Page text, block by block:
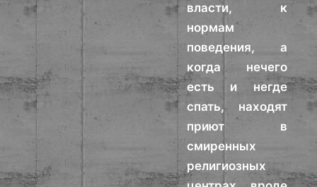
власти, к
нормам
поведения, а
когда нечего
есть и негде
спать, находят
приют в
смиренных
религиозных